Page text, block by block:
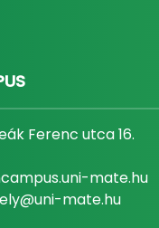
Ferenc utca 16.
mate.hu
mate.hu